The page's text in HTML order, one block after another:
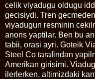
celik viyadugu oldugu
gecisiydi. Tren
viyadugun resminin
anons yaptilar. Ben bu
tabii, orasi ayri. Goteik
Steel Co tarafindan
Amerikan girisimi.
ilerlerken, altimizdaki